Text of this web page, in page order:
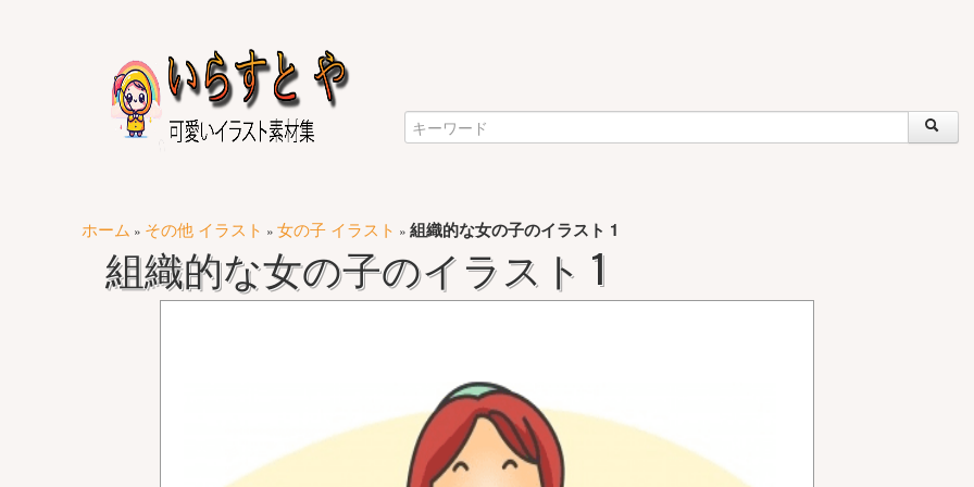
ホーム » その他 イラスト » 女の子 イラスト » 組織的な女の子のイラスト 1
組織的な女の子のイラスト 1